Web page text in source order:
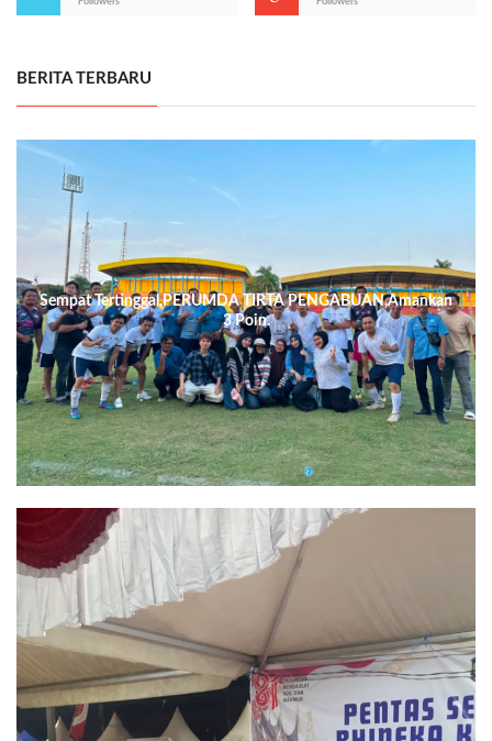
BERITA TERBARU
Sempat Tertinggal,PERUMDA TIRTA PENGABUAN,Amankan
3 Poin.